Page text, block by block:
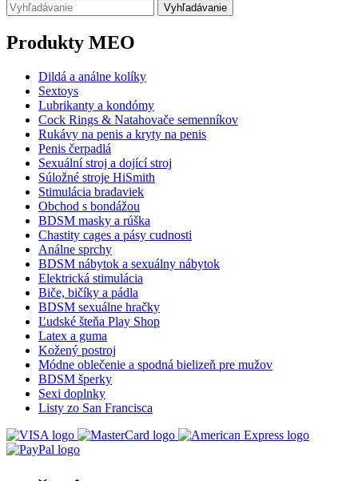
Vyhľadávanie
Produkty MEO
Dildá a análne kolíky
Sextoys
Lubrikanty a kondómy
Cock Rings & Natahovače semenníkov
Rukávy na penis a kryty na penis
Penis čerpadlá
Sexuální stroj a dojící stroj
Súložné stroje HiSmith
Stimulácia bradaviek
Obchod s bondážou
BDSM masky a rúška
Chastity cages a pásy cudnosti
Análne sprchy
BDSM nábytok a sexuálny nábytok
Elektrická stimulácia
Biče, bičíky a pádla
BDSM sexuálne hračky
Ľudské šteňa Play Shop
Latex a guma
Kožený postroj
Módne oblečenie a spodná bielizeň pre mužov
BDSM šperky
Sexi doplnky
Listy zo San Francisca